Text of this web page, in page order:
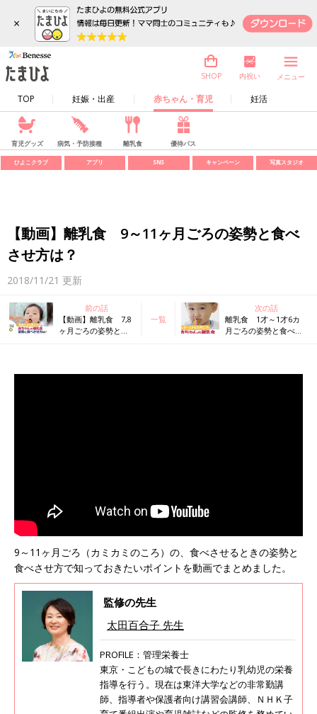
×
TOP 妊娠・出産 赤ちゃん・育児 妊活
SHOP 内祝い メニュー
育児グッズ 病気・予防接種 離乳食 優待パス
ひよこクラブ アプリ SNS キャンペーン 写真スタジオ
【動画】離乳食 9～11ヶ月ごろの姿勢と食べ
させ方は？
2018/11/21 更新
前の話
【動画】離乳食 7,8
ヶ月ごろの姿勢と食
一覧
次の話
離乳食 1才～1才6カ
月ごろの姿勢と食べさ
9～11ヶ月ごろ（カミカミのころ）の、食べさせるときの姿勢と
食べさせ方で知っておきたいポイントを動画でまとめました。
監修の先生
太田百合子 先生
PROFILE：管理栄養士
東京・こどもの城で長きにわたり乳幼児の栄養
指導を行う。現在は東洋大学などの非常勤講
師、指導者や保護者向け講習会講師、ＮＨＫ子